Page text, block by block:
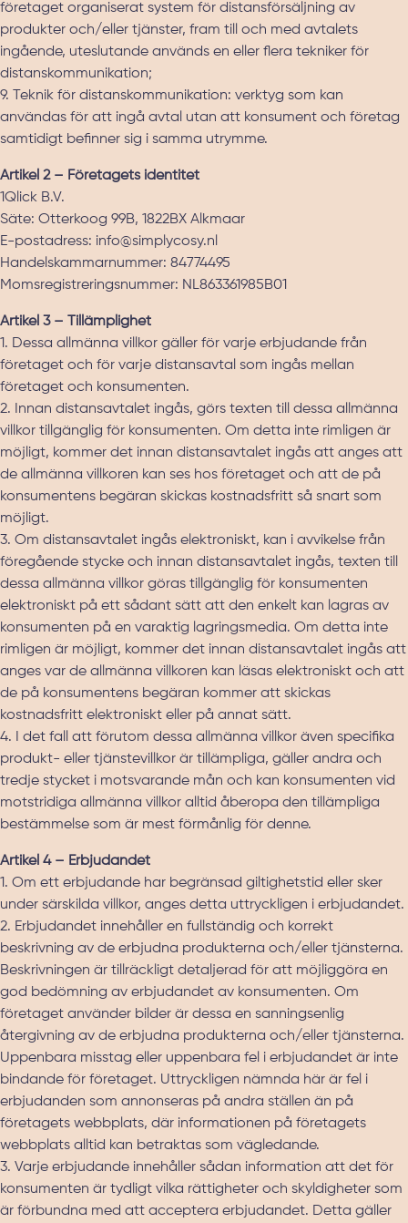
företaget organiserat system för distansförsäljning av
produkter och/eller tjänster, fram till och med avtalets
ingående, uteslutande används en eller flera tekniker för
distanskommunikation;
9. Teknik för distanskommunikation: verktyg som kan
användas för att ingå avtal utan att konsument och företag
samtidigt befinner sig i samma utrymme.
Artikel 2 – Företagets identitet
1Qlick B.V.
Säte: Otterkoog 99B, 1822BX Alkmaar
E-postadress: info@simplycosy.nl
Handelskammarnummer: 84774495
Momsregistreringsnummer: NL863361985B01
Artikel 3 – Tillämplighet
1. Dessa allmänna villkor gäller för varje erbjudande från
företaget och för varje distansavtal som ingås mellan
företaget och konsumenten.
2. Innan distansavtalet ingås, görs texten till dessa allmänna
villkor tillgänglig för konsumenten. Om detta inte rimligen är
möjligt, kommer det innan distansavtalet ingås att anges att
de allmänna villkoren kan ses hos företaget och att de på
konsumentens begäran skickas kostnadsfritt så snart som
möjligt.
3. Om distansavtalet ingås elektroniskt, kan i avvikelse från
föregående stycke och innan distansavtalet ingås, texten till
dessa allmänna villkor göras tillgänglig för konsumenten
elektroniskt på ett sådant sätt att den enkelt kan lagras av
konsumenten på en varaktig lagringsmedia. Om detta inte
rimligen är möjligt, kommer det innan distansavtalet ingås att
anges var de allmänna villkoren kan läsas elektroniskt och att
de på konsumentens begäran kommer att skickas
kostnadsfritt elektroniskt eller på annat sätt.
4. I det fall att förutom dessa allmänna villkor även specifika
produkt- eller tjänstevillkor är tillämpliga, gäller andra och
tredje stycket i motsvarande mån och kan konsumenten vid
motstridiga allmänna villkor alltid åberopa den tillämpliga
bestämmelse som är mest förmånlig för denne.
Artikel 4 – Erbjudandet
1. Om ett erbjudande har begränsad giltighetstid eller sker
under särskilda villkor, anges detta uttryckligen i erbjudandet.
2. Erbjudandet innehåller en fullständig och korrekt
beskrivning av de erbjudna produkterna och/eller tjänsterna.
Beskrivningen är tillräckligt detaljerad för att möjliggöra en
god bedömning av erbjudandet av konsumenten. Om
företaget använder bilder är dessa en sanningsenlig
återgivning av de erbjudna produkterna och/eller tjänsterna.
Uppenbara misstag eller uppenbara fel i erbjudandet är inte
bindande för företaget. Uttryckligen nämnda här är fel i
erbjudanden som annonseras på andra ställen än på
företagets webbplats, där informationen på företagets
webbplats alltid kan betraktas som vägledande.
3. Varje erbjudande innehåller sådan information att det för
konsumenten är tydligt vilka rättigheter och skyldigheter som
är förbundna med att acceptera erbjudandet. Detta gäller